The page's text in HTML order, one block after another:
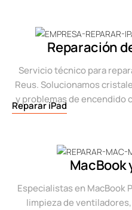
Reparación
Servicio técnico para
Reus. Solucionamos
y problemas de encendido
Reparar iPad
MacBook
Especialistas en MacBook
limpieza de